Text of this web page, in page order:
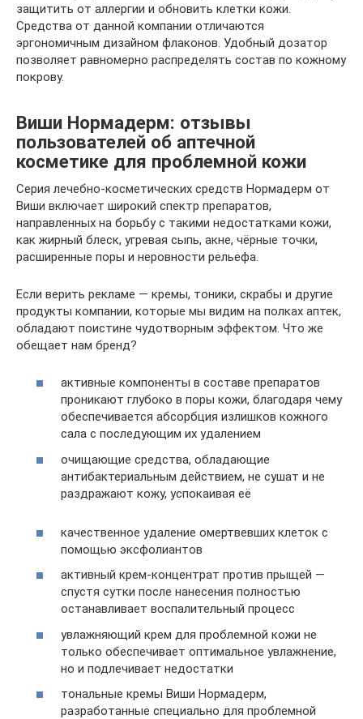
защитить от аллергии и обновить клетки кожи.
Средства от данной компании отличаются
эргономичным дизайном флаконов. Удобный дозатор
позволяет равномерно распределять состав по кожному
покрову.
Виши Нормадерм: отзывы
пользователей об аптечной
косметике для проблемной кожи
Серия лечебно-косметических средств Нормадерм от
Виши включает широкий спектр препаратов,
направленных на борьбу с такими недостатками кожи,
как жирный блеск, угревая сыпь, акне, чёрные точки,
расширенные поры и неровности рельефа.
Если верить рекламе — кремы, тоники, скрабы и другие
продукты компании, которые мы видим на полках аптек,
обладают поистине чудотворным эффектом. Что же
обещает нам бренд?
активные компоненты в составе препаратов
проникают глубоко в поры кожи, благодаря чему
обеспечивается абсорбция излишков кожного
сала с последующим их удалением
очищающие средства, обладающие
антибактериальным действием, не сушат и не
раздражают кожу, успокаивая её
качественное удаление омертвевших клеток с
помощью эксфолиантов
активный крем-концентрат против прыщей —
спустя сутки после нанесения полностью
останавливает воспалительный процесс
увлажняющий крем для проблемной кожи не
только обеспечивает оптимальное увлажнение,
но и подлечивает недостатки
тональные кремы Виши Нормадерм,
разработанные специально для проблемной